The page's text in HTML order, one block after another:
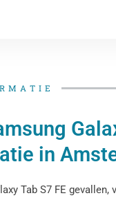
in
Tab S7 FE​​ gevallen,